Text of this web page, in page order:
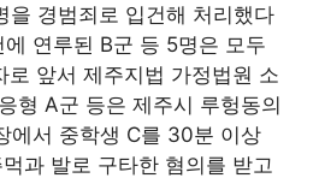
을 경범죄로 입건해 처리했다
연루된 B군 등 5명은 모두
로 앞서 제주지법 가정법원 소
형 A군 등은 제주시 루헝동의
에서 중학생 C를 30분 이상
과 발로 구타한 혐의를 받고